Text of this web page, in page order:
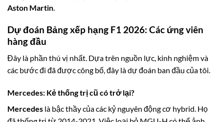
Aston Martin.
Dự đoán Bảng xếp hạng F1 2026: Các ứng viên
hàng đầu
Đây là phần thú vị nhất. Dựa trên nguồn lực, kinh nghiệm và
các bước đi đã được công bố, đây là dự đoán ban đầu của tôi.
Mercedes: Kẻ thống trị cũ có trở lại?
Mercedes là bậc thầy của các kỷ nguyên động cơ hybrid. Họ